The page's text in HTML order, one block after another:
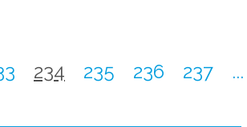
234 235 236 237 ...